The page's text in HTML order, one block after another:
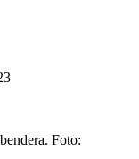
Foto: